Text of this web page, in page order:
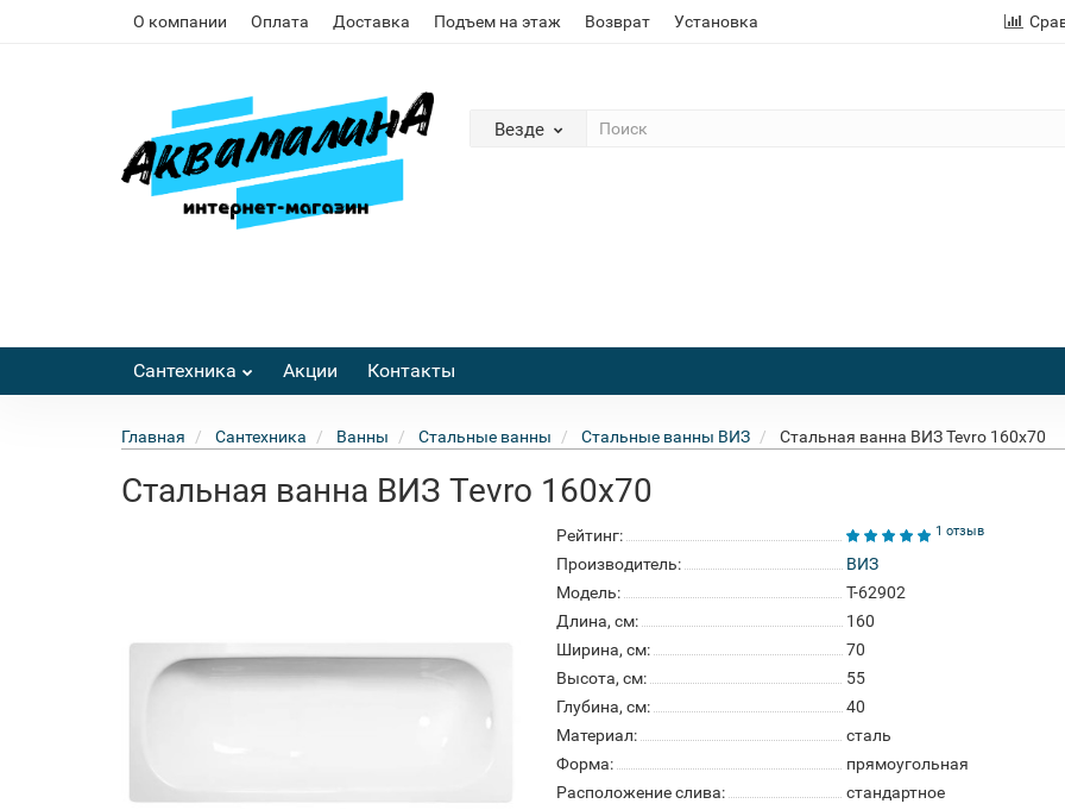
О компании Оплата Доставка Подъем на этаж Возврат Установка
Везде
Сантехника Акции Контакты
Главная Сантехника Ванны Стальные ванны Стальные ванны ВИЗ Стальная ванна ВИЗ Tevro 160x70
Стальная ванна ВИЗ Tevro 160x70
Рейтинг: 1 отзыв
Производитель:
ВИЗ
Модель:
T-62902
Длина, см:
160
Ширина, см:
70
Высота, см:
55
Глубина, см:
40
Материал:
сталь
Форма:
прямоугольная
Расположение слива:
стандартное